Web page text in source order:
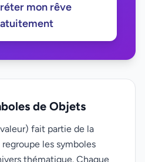
mon rêve
de Objets
fait partie de la
regroupe les symboles
thématique. Chaque